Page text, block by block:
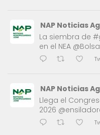
NAP Noticias
La siembra de
en el NEA
NAP Noticias
Llega el
2026